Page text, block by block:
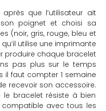
que l’utilisateur ait
poignet et choisi sa
(noir, gris, rouge, bleu et
utilise une imprimante
produire chaque bracelet
pas plus sur le temps
il faut compter 1 semaine
recevoir son accessoire.
le bracelet résiste à bien
compatible avec tous les